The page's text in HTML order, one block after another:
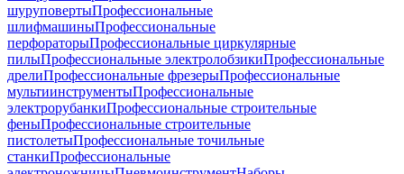
шуруповертыПрофессиональные
шлифмашиныПрофессиональные
перфораторыПрофессиональные циркулярные
пилыПрофессиональные электролобзикиПрофессиональные
дрелиПрофессиональные фрезерыПрофессиональные
мультиинструментыПрофессиональные
электрорубанкиПрофессиональные строительные
феныПрофессиональные строительные
пистолетыПрофессиональные точильные
станкиПрофессиональные